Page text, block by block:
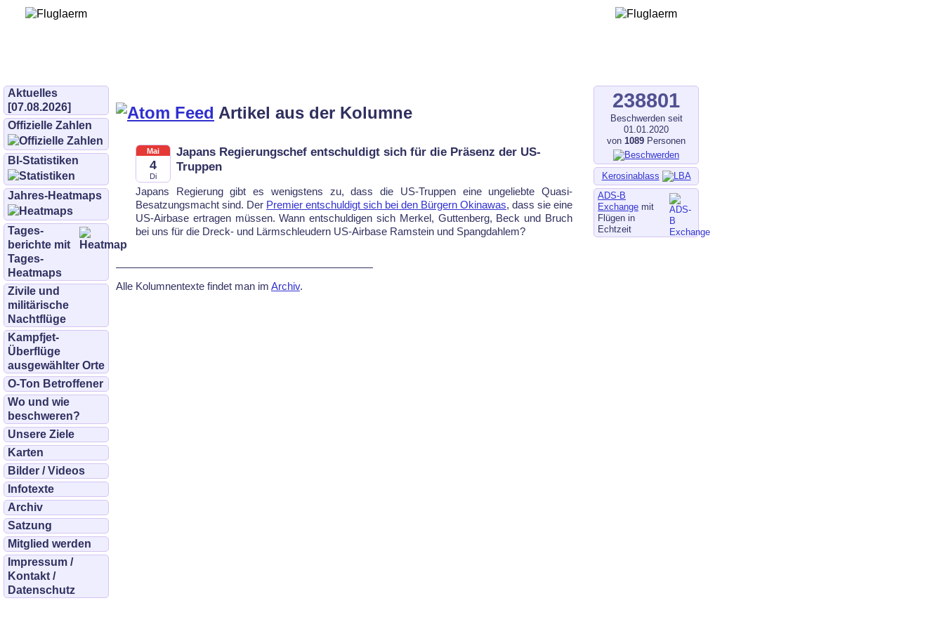
Aktuelles
[07.08.2026]
Offizielle Zahlen
BI-Statistiken
Jahres-Heatmaps
Tages­
berichte mit
Tages-
Heatmaps
Zivile und
militärische
Nachtflüge
Kampfjet-
Überflüge
ausgewählter Orte
O-Ton Betroffener
Wo und wie
beschweren?
Unsere Ziele
Karten
Bilder / Videos
Infotexte
Archiv
Satzung
Mitglied werden
Impressum /
Kontakt /
Datenschutz
Artikel aus der Kolumne
Mai
4
Di
Japans Regierungschef entschuldigt sich für die Präsenz der US-
Truppen
Japans Regierung gibt es wenigstens zu, dass die US-Truppen eine ungeliebte Quasi-
Besatzungsmacht sind. Der Premier entschuldigt sich bei den Bürgern Okinawas, dass sie eine
US-Airbase ertragen müssen. Wann entschuldigen sich Merkel, Guttenberg, Beck und Bruch
bei uns für die Dreck- und Lärmschleudern US-Airbase Ramstein und Spangdahlem?
Alle Kolumnentexte findet man im Archiv.
238801
Beschwerden seit
01.01.2020
von 1089 Personen
Kerosinablass
ADS-B
Exchange mit
Flügen in
Echtzeit